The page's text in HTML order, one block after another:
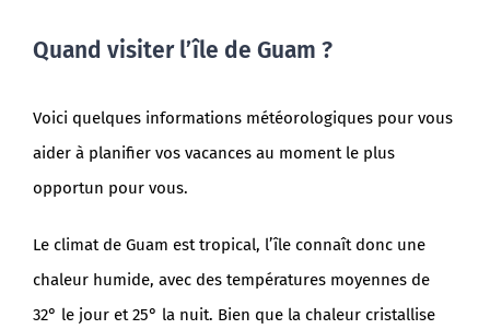
Quand visiter l’île de Guam ?
Voici quelques informations météorologiques pour vous
aider à planifier vos vacances au moment le plus
opportun pour vous.
Le climat de Guam est tropical, l’île connaît donc une
chaleur humide, avec des températures moyennes de
32° le jour et 25° la nuit. Bien que la chaleur cristallise